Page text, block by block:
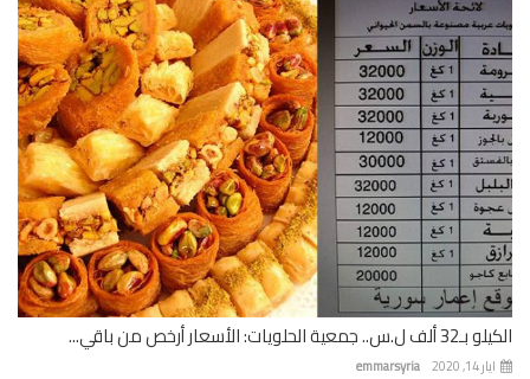
الحلويات: الأسعار أرخص من باقي...
emmarsyria